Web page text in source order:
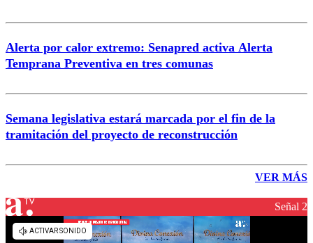
Alerta por calor extremo: Senapred activa Alerta
Temprana Preventiva en tres comunas
Semana legislativa estará marcada por el fin de la
tramitación del proyecto de reconstrucción
VER MÁS
Señal 2